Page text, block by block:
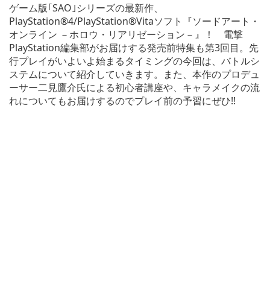
ゲーム版｢SAO｣シリーズの最新作、
PlayStation®4/PlayStation®Vitaソフト『ソードアート・
オンライン －ホロウ・リアリゼーション－』！ 電撃
PlayStation編集部がお届けする発売前特集も第3回目。先
行プレイがいよいよ始まるタイミングの今回は、バトルシ
ステムについて紹介していきます。また、本作のプロデュ
ーサー二見鷹介氏による初心者講座や、キャラメイクの流
れについてもお届けするのでプレイ前の予習にぜひ!!